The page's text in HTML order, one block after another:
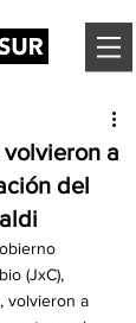
a
del
(JxC),
volvieron a